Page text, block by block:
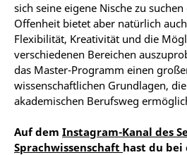
sich seine eigene Nische zu
Offenheit bietet aber natürlich
Flexibilität, Kreativität und die
verschiedenen Bereichen
das Master-Programm einen
wissenschaftlichen Grundlagen,
akademischen Berufsweg
Auf dem Instagram-Kanal des
Sprachwissenschaft hast du bei